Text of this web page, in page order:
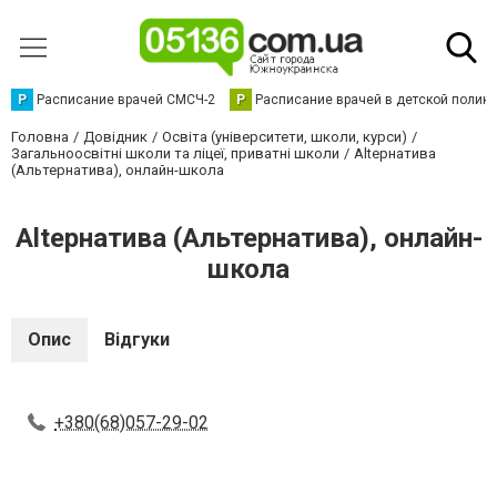
Р Расписание врачей СМСЧ-2 Р Расписание врачей в детской
Головна Довідник
Освіта (університети, школи, курси)
Загальноосвітні школи та ліцеї, приватні школи
Altернатива
(Альтернатива), онлайн-школа
Altернатива (Альтернатива), онлайн-
школа
Опис Відгуки
+380(68)057-29-02